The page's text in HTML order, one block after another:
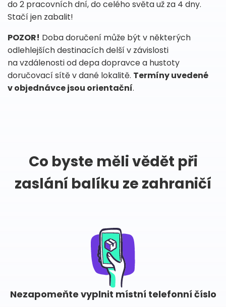
do 2 pracovních dní, do celého světa už za 4 dny.
Stačí jen zabalit!
POZOR! Doba doručení může být v některých
odlehlejších destinacích delší v závislosti
na vzdálenosti od depa dopravce a hustoty
doručovací sítě v dané lokalitě. Termíny uvedené
v objednávce jsou orientační.
Co byste měli vědět při
zaslání balíku ze zahraničí
Nezapomeňte vyplnit místní telefonní číslo